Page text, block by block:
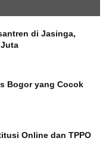
di Jasinga,
Bogor yang Cocok
Online dan TPPO